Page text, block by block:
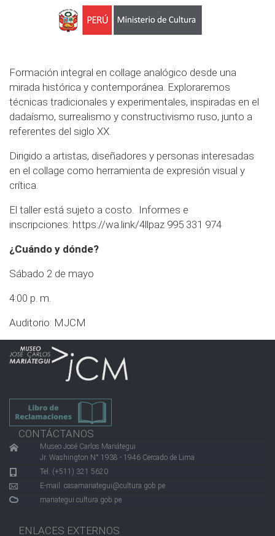
Formación integral en collage analógico desde una
mirada histórica y contemporánea. Exploraremos
técnicas tradicionales y experimentales, inspiradas en el
dadaísmo, surrealismo y constructivismo ruso, junto a
referentes del siglo XX.
Dirigido a artistas, diseñadores y personas interesadas
en el collage como herramienta de expresión visual y
crítica.
El taller está sujeto a costo. Informes e
inscripciones: https://wa.link/4llpaz 995 331 974
¿Cuándo y dónde?
Sábado 2 de mayo
4:00 p. m.
Auditorio: MJCM
CONTÁCTANOS
Museo José Carlos Mariátegui
Jr. Washington N° 1938 - 1946 Cercado de Lima
Tel. (+511) 321 5620
E-mail: casamariategui@cultura.gob.pe
mariategui.cultura.gob.pe
ENLACES EXTERNOS